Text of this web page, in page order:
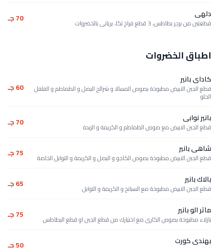
دلهى
قطعتين من برجر بطاطس، 3 قطع فراخ تكا، بريانى بالخضروات 70 جـ
اطباق الخضروات
كاداى بانير
قطع الجبن الابيض مطبوخة بصوص المسالا و شرائح البصل و الطماطم و الفلفل
الحلو
60 جـ
بانير نوابى
قطع الجبن الابيض مع صوص الطماطم و الكريمة و الزبدة 70 جـ
شاهى بانير
قطع الجبن الابيض مطبوخة بصوص الكاجو و البصل و الكريمة و التوابل الخاصة 75 جـ
بالاك بانير
قطع الجبن الابيض مطبوخة مع السبانخ و الكريمة و التوابل 65 جـ
ماتر الو بانير
بازلاء مطبوخة بصوص الكارى مع اختيارك من قطع الجبن او قطع البطاطس 75 جـ
بهندى كورت 50 جـ